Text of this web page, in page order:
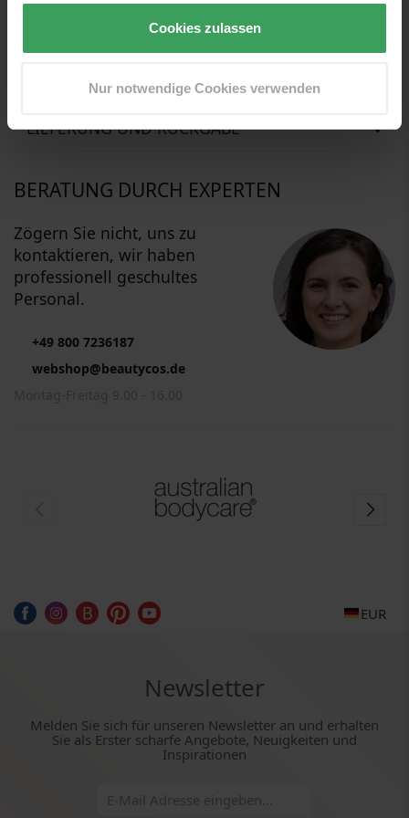
Cookies zulassen
Nur notwendige Cookies verwenden
Beauty-Roboto, der sein Bestes gab, um diesen Text zu
BEWERTUNGEN
LIEFERUNG UND RÜCKGABE
BERATUNG DURCH EXPERTEN
Zögern Sie nicht, uns zu
kontaktieren, wir haben
professionell geschultes
Personal.
+49 800 7236187
webshop@beautycos.de
EUR
Newsletter
Melden Sie sich für unseren Newsletter an und erhalten
Sie als Erster scharfe Angebote, Neuigkeiten und
Inspirationen